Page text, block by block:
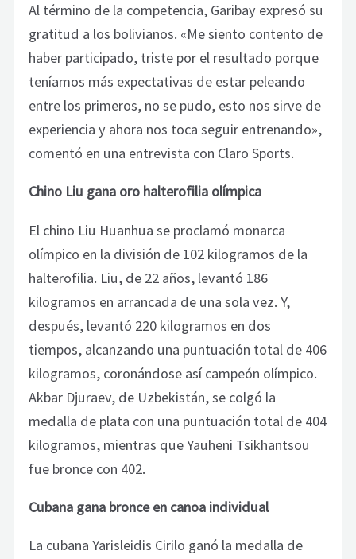
Al término de la competencia, Garibay expresó su
gratitud a los bolivianos. «Me siento contento de
haber participado, triste por el resultado porque
teníamos más expectativas de estar peleando
entre los primeros, no se pudo, esto nos sirve de
experiencia y ahora nos toca seguir entrenando»,
comentó en una entrevista con Claro Sports.
Chino Liu gana oro halterofilia olímpica
El chino Liu Huanhua se proclamó monarca
olímpico en la división de 102 kilogramos de la
halterofilia. Liu, de 22 años, levantó 186
kilogramos en arrancada de una sola vez. Y,
después, levantó 220 kilogramos en dos
tiempos, alcanzando una puntuación total de 406
kilogramos, coronándose así campeón olímpico.
Akbar Djuraev, de Uzbekistán, se colgó la
medalla de plata con una puntuación total de 404
kilogramos, mientras que Yauheni Tsikhantsou
fue bronce con 402.
Cubana gana bronce en canoa individual
La cubana Yarisleidis Cirilo ganó la medalla de